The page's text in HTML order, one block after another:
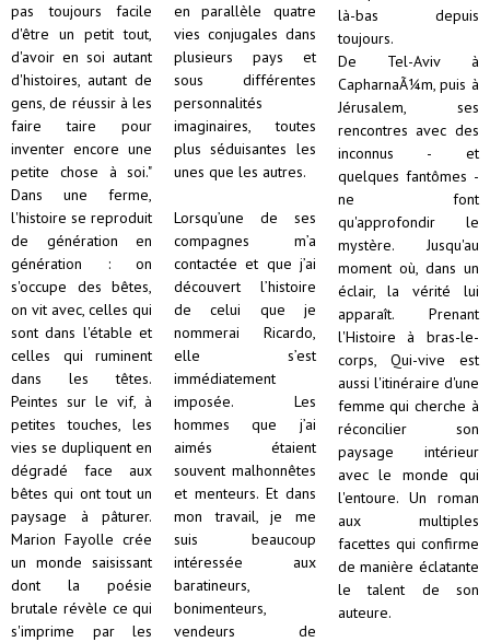
pas toujours facile
d'être un petit tout,
d'avoir en soi autant
d'histoires, autant de
gens, de réussir à les
faire taire pour
inventer encore une
petite chose à soi."
Dans une ferme,
l'histoire se reproduit
de génération en
génération : on
s'occupe des bêtes,
on vit avec, celles qui
sont dans l'étable et
celles qui ruminent
dans les têtes.
Peintes sur le vif, à
petites touches, les
vies se dupliquent en
dégradé face aux
bêtes qui ont tout un
paysage à pâturer.
Marion Fayolle crée
un monde saisissant
dont la poésie
brutale révèle ce qui
s'imprime par les
en parallèle quatre
vies conjugales dans
plusieurs pays et
sous différentes
personnalités
imaginaires, toutes
plus séduisantes les
unes que les autres.
Lorsqu’une de ses
compagnes m’a
contactée et que j’ai
découvert l’histoire
de celui que je
nommerai Ricardo,
elle s’est
immédiatement
imposée. Les
hommes que j’ai
aimés étaient
souvent malhonnêtes
et menteurs. Et dans
mon travail, je me
suis beaucoup
intéressée aux
baratineurs,
bonimenteurs,
vendeurs de
là-bas depuis
toujours.
De Tel-Aviv à
CapharnaÃ¼m, puis à
Jérusalem, ses
rencontres avec des
inconnus - et
quelques fantômes -
ne font
qu'approfondir le
mystère. Jusqu'au
moment où, dans un
éclair, la vérité lui
apparaît. Prenant
l'Histoire à bras-le-
corps, Qui-vive est
aussi l'itinéraire d'une
femme qui cherche à
réconcilier son
paysage intérieur
avec le monde qui
l'entoure. Un roman
aux multiples
facettes qui confirme
de manière éclatante
le talent de son
auteure.